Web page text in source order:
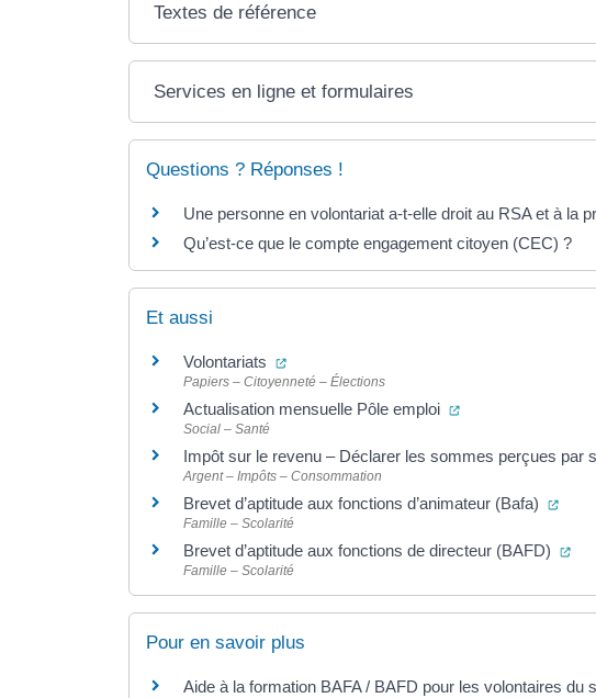
Textes de référence
Services en ligne et formulaires
Questions ? Réponses !
Une personne en volontariat a-t-elle droit au RSA et à la
Qu’est-ce que le compte engagement citoyen (CEC) ?
Et aussi
Volontariats (ouverture dans un nouvel onglet)
Papiers – Citoyenneté – Élections
Actualisation mensuelle Pôle emploi (ouverture dans un
Social – Santé
Impôt sur le revenu – Déclarer les sommes perçues par
Argent – Impôts – Consommation
Brevet d’aptitude aux fonctions d’animateur (Bafa)
Famille – Scolarité
Brevet d’aptitude aux fonctions de directeur (BAFD)
Famille – Scolarité
Pour en savoir plus
Aide à la formation BAFA / BAFD pour les volontaires du